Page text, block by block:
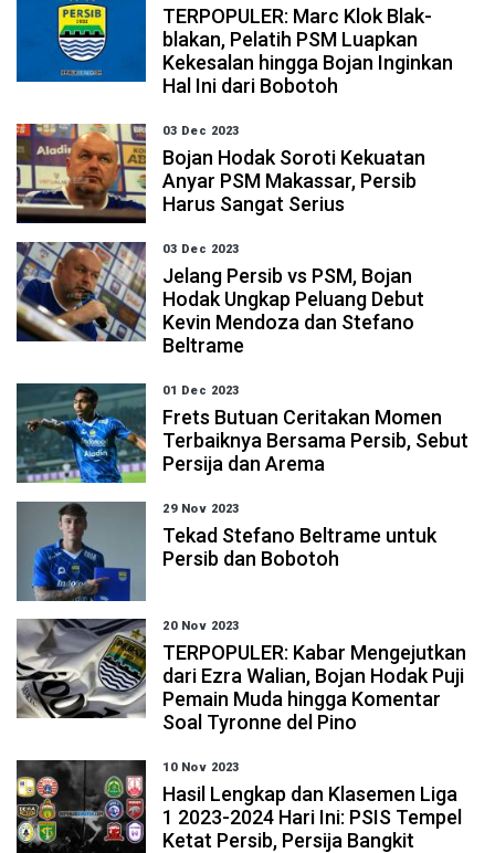
TERPOPULER: Marc Klok Blak-
blakan, Pelatih PSM Luapkan
Kekesalan hingga Bojan Inginkan
Hal Ini dari Bobotoh
03 Dec 2023
Bojan Hodak Soroti Kekuatan
Anyar PSM Makassar, Persib
Harus Sangat Serius
03 Dec 2023
Jelang Persib vs PSM, Bojan
Hodak Ungkap Peluang Debut
Kevin Mendoza dan Stefano
Beltrame
01 Dec 2023
Frets Butuan Ceritakan Momen
Terbaiknya Bersama Persib, Sebut
Persija dan Arema
29 Nov 2023
Tekad Stefano Beltrame untuk
Persib dan Bobotoh
20 Nov 2023
TERPOPULER: Kabar Mengejutkan
dari Ezra Walian, Bojan Hodak Puji
Pemain Muda hingga Komentar
Soal Tyronne del Pino
10 Nov 2023
Hasil Lengkap dan Klasemen Liga
1 2023-2024 Hari Ini: PSIS Tempel
Ketat Persib, Persija Bangkit